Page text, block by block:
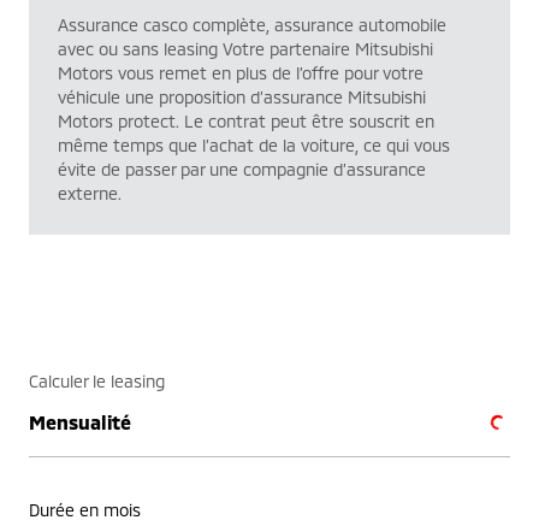
Assurance casco complète, assurance automobile
avec ou sans leasing Votre partenaire Mitsubishi
Motors vous remet en plus de l’offre pour votre
véhicule une proposition d’assurance Mitsubishi
Motors protect. Le contrat peut être souscrit en
même temps que l’achat de la voiture, ce qui vous
évite de passer par une compagnie d’assurance
externe.
Calculer le leasing
Mensualité
Durée en mois